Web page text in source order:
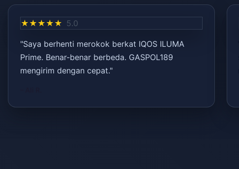
★★★★★ 5.0
"Saya berhenti merokok berkat IQOS ILUMA
Prime. Benar-benar berbeda. GASPOL189
mengirim dengan cepat."